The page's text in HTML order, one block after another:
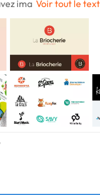
ima Voir tout le